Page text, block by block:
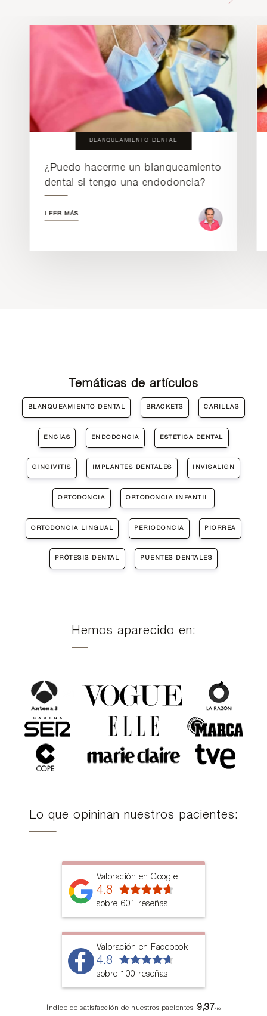
BLANQUEAMIENTO DENTAL
¿Puedo hacerme un blanqueamiento
dental si tengo una endodoncia?
LEER MÁS
Temáticas de artículos
BLANQUEAMIENTO DENTAL BRACKETS CARILLAS
ENCÍAS ENDODONCIA ESTÉTICA DENTAL
GINGIVITIS IMPLANTES DENTALES INVISALIGN
ORTODONCIA ORTODONCIA INFANTIL
ORTODONCIA LINGUAL PERIODONCIA PIORREA
PRÓTESIS DENTAL PUENTES DENTALES
Hemos aparecido en:
Lo que opininan nuestros pacientes:
Valoración en Google
4.8
sobre 601 reseñas
Valoración en Facebook
4.8
sobre 100 reseñas
Índice de satisfacción de nuestros pacientes:9,37/10